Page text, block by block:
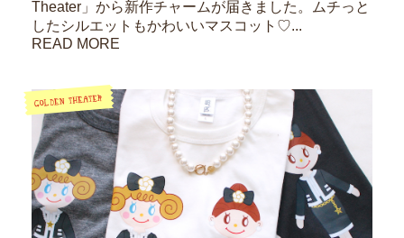
Theater」から新作チャームが届きました。ムチっと
したシルエットもかわいいマスコット♡...
READ MORE